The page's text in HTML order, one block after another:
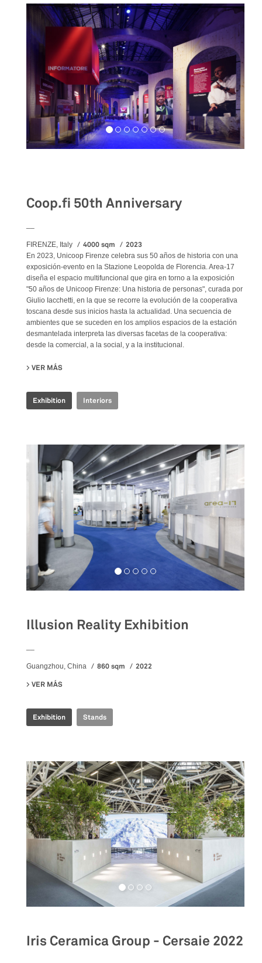
Coop.fi 50th Anniversary
FIRENZE, Italy 4000 sqm 2023
En 2023, Unicoop Firenze celebra sus 50 años de historia con una
exposición-evento en la Stazione Leopolda de Florencia. Area-17
diseña el espacio multifuncional que gira en torno a la exposición
"50 años de Unicoop Firenze: Una historia de personas", curada por
Giulio Iacchetti, en la que se recorre la evolución de la cooperativa
toscana desde sus inicios hasta la actualidad. Una secuencia de
ambientes que se suceden en los amplios espacios de la estación
desmantelada interpreta las diversas facetas de la cooperativa:
desde la comercial, a la social, y a la institucional.
VER MÁS
Exhibition Interiors
Illusion Reality Exhibition
Guangzhou, China 860 sqm
2022
VER MÁS
Exhibition Stands
Iris Ceramica Group - Cersaie 2022